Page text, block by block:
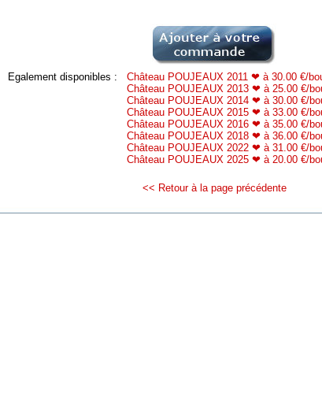
Egalement disponibles :
Château POUJEAUX 2011 ❤ à 30.00 €/
Château POUJEAUX 2013 ❤ à 25.00 €/
Château POUJEAUX 2014 ❤ à 30.00 €/
Château POUJEAUX 2015 ❤ à 33.00 €/
Château POUJEAUX 2016 ❤ à 35.00 €/
Château POUJEAUX 2018 ❤ à 36.00 €/
Château POUJEAUX 2022 ❤ à 31.00 €/
Château POUJEAUX 2025 ❤ à 20.00 €/
<< Retour à la page précédente